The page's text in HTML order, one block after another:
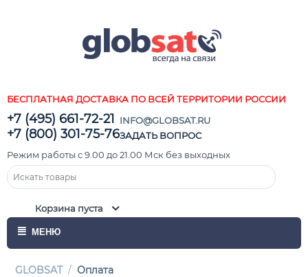
БЕСПЛАТНАЯ ДОСТАВКА ПО ВСЕЙ ТЕРРИТОРИИ РОССИИ
+7 (495) 661-72-21
+7 (800) 301-75-76
INFO@GLOBSAT.RU
ЗАДАТЬ ВОПРОС
Режим работы с 9.00 до 21.00 Мск без выходных
Корзина пуста
МЕНЮ
GLOBSAT / Оплата